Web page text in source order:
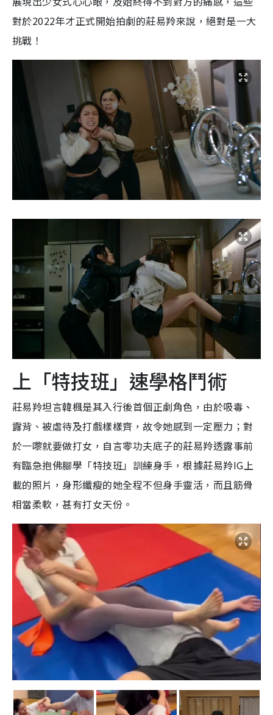
對於2022年才正式開始拍劇的莊易羚來說，絕對是一大
挑戰！
上「特技班」速學格鬥術
莊易羚坦言韓楓是其入行後首個正劇角色，由於吸毒、
露背、被虐待及打戲樣樣齊，故令她感到一定壓力；對
於一嚟就要做打女，自言零功夫底子的莊易羚透露事前
有臨急抱佛腳學「特技班」訓練身手，根據莊易羚IG上
載的照片，身形纖瘦的她全程不但身手靈活，而且筋骨
相當柔軟，甚有打女天份。